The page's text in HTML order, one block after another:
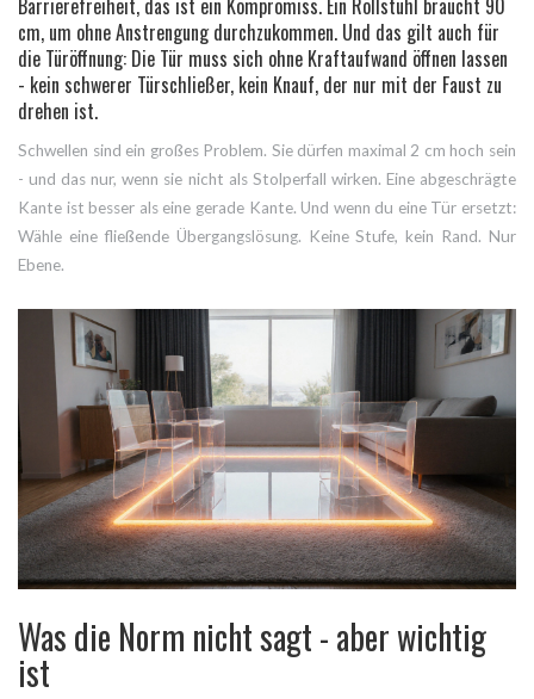
Barrierefreiheit, das ist ein Kompromiss. Ein Rollstuhl braucht 90
cm, um ohne Anstrengung durchzukommen. Und das gilt auch für
die Türöffnung: Die Tür muss sich ohne Kraftaufwand öffnen lassen
- kein schwerer Türschließer, kein Knauf, der nur mit der Faust zu
drehen ist.
Schwellen sind ein großes Problem. Sie dürfen maximal 2 cm hoch sein
- und das nur, wenn sie nicht als Stolperfall wirken. Eine abgeschrägte
Kante ist besser als eine gerade Kante. Und wenn du eine Tür ersetzt:
Wähle eine fließende Übergangslösung. Keine Stufe, kein Rand. Nur
Ebene.
Was die Norm nicht sagt - aber wichtig
ist